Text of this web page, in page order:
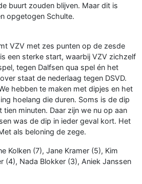
buurt zouden blijven. Maar dit is
opgetogen Schulte.
VZV met zes punten op de zesde
een sterke start, waarbij VZV zichzelf
tegen Dalfsen qua spel én het
staat de nederlaag tegen DSVD.
hebben te maken met dipjes en het
hoelang die duren. Soms is de dip
minuten. Daar zijn we nu op aan
was de dip in ieder geval kort. Het
als beloning de zege.
Kolken (7), Jane Kramer (5), Kim
(4), Nada Blokker (3), Aniek Janssen